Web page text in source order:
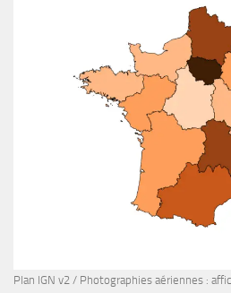
Plan IGN v2 / Photographies aériennes :